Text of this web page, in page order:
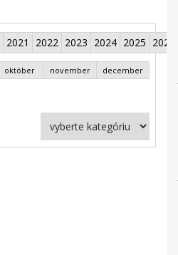
2021 2022 2023 2024 2025 2026
október november december